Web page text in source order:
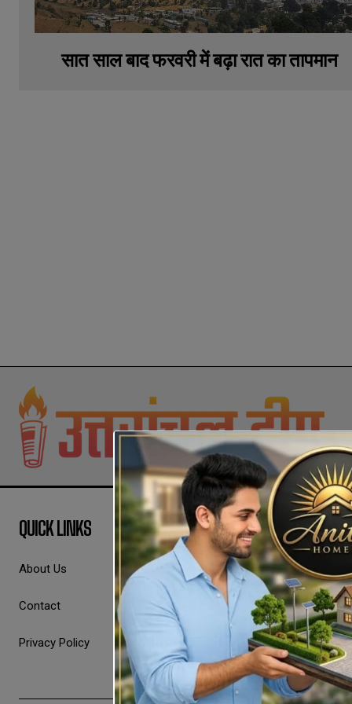
सात साल बाद फरवरी में बढ़ा रात का तापमान
QUICK LINKS
About Us
Contact
Privacy Policy